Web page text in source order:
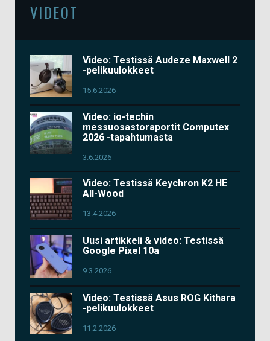
VIDEOT
Video: Testissä Audeze Maxwell 2
-pelikuulokkeet
15.6.2026
Video: io-techin
messuosastoraportit Computex
2026 -tapahtumasta
3.6.2026
Video: Testissä Keychron K2 HE
All-Wood
13.4.2026
Uusi artikkeli & video: Testissä
Google Pixel 10a
9.3.2026
Video: Testissä Asus ROG Kithara
-pelikuulokkeet
11.2.2026